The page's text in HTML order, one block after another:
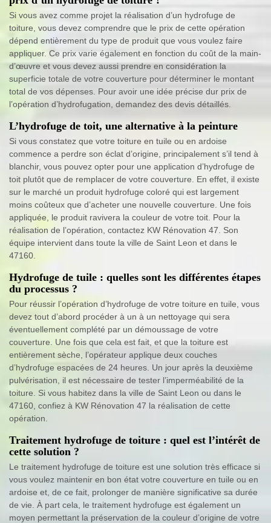
Si vous avez comme projet la réalisation d’un hydrofuge de
toiture, vous devez comprendre que le prix de cette opération
dépend entièrement du type de produit que vous voulez faire
appliquer. Ce prix varie également en fonction du coût de la main-
d’œuvre et vous devez aussi prendre en considération la
superficie totale de votre couverture pour déterminer le montant
total de vos dépenses. Pour avoir une idée précise dur prix de
l’opération d’hydrofugation, demandez des devis détaillés.
L’hydrofuge de toit, une alternative à la peinture
Si vous constatez que votre toiture en tuile ou en ardoise
commence a perdre son éclat d’origine, principalement s’il tend à
blanchir, vous pouvez opter pour une application d’hydrofuge de
toit plutôt que de remplacer de votre couverture. En effet, il existe
sur le marché un produit hydrofuge coloré qui est largement
moins coûteux que d’acheter une nouvelle couverture. Une fois
appliquée, le produit ravivera la couleur de votre toit. Pour la
réalisation de l’opération, contactez KW Rénovation 47. Son
équipe intervient dans toute la ville de Saint Leon et dans le
47160.
Hydrofuge de tuile : quelles sont les différentes étapes
du processus ?
Pour réussir l’opération d’hydrofuge de votre toiture en tuile, vous
devez tout d’abord procéder à un à un nettoyage qui sera
éventuellement complété par un démoussage de votre
couverture. Une fois que cela est fait, et que la toiture est
entièrement sèche, l’opérateur applique deux couches
d’hydrofuge espacées de 24 heures. Un jour après la deuxième
pulvérisation, il est nécessaire de tester l’imperméabilité de la
toiture. Si vous habitez dans la ville de Saint Leon ou dans le
47160, confiez à KW Rénovation 47 la réalisation de cette
opération.
Traitement hydrofuge de toiture : quel est l’intérêt de
cette solution ?
Le traitement hydrofuge de toiture est une solution très efficace si
vous voulez maintenir en bon état votre couverture en tuile ou en
ardoise et, de ce fait, prolonger de manière significative sa durée
de vie. À part cela, le traitement hydrofuge est également un
moyen permettant la préservation de la couleur d’origine de votre